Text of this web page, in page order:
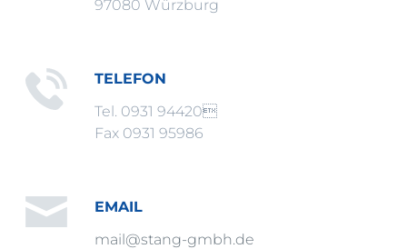
97080 Würzburg
TELEFON
Tel. 0931 94420
Fax 0931 95986
EMAIL
mail@stang-gmbh.de